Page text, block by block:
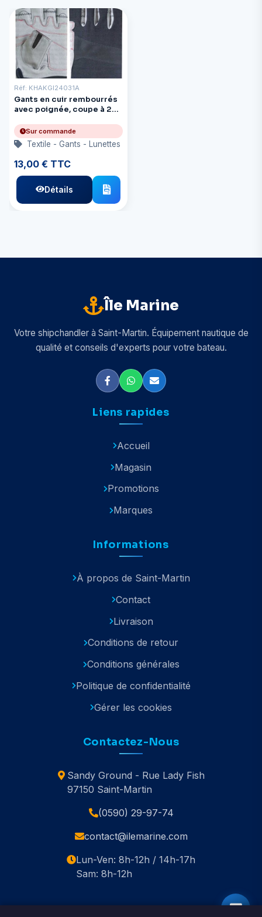
Réf: KHAKGI24031A
Gants en cuir rembourrés
avec poignée, coupe à 2
(taille moyenne)
Sur commande
Textile - Gants - Lunettes
13,00 € TTC
Détails
Île Marine
Votre shipchandler à Saint-Martin. Équipement nautique de
qualité et conseils d'experts pour votre bateau.
Liens rapides
Accueil
Magasin
Promotions
Marques
Informations
À propos de Saint-Martin
Contact
Livraison
Conditions de retour
Conditions générales
Politique de confidentialité
Gérer les cookies
Contactez-Nous
Sandy Ground - Rue Lady Fish
97150 Saint-Martin
(0590) 29-97-74
contact@ilemarine.com
Lun-Ven: 8h-12h / 14h-17h
Sam: 8h-12h